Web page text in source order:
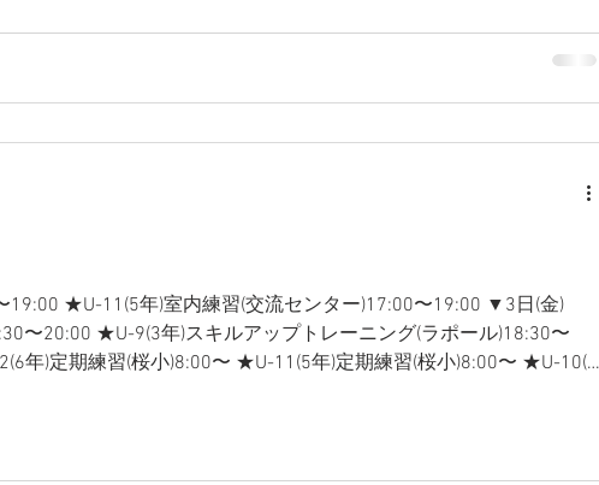
★U-11(5年)室内練習(交流センター)17:00〜19:00 ▼3日(金)
〜20:00 ★U-9(3年)スキルアップトレーニング(ラポール)18:30〜
)定期練習(桜小)8:00〜 ★U-11(5年)定期練習(桜小)8:00〜 ★U-10(4